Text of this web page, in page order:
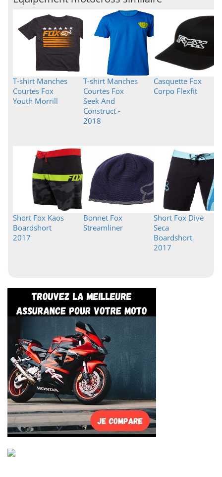
T-shirt Manches
Courtes Fox
Youth Morrill
T-shirt Manches
Courtes Fox
Seek And
Construct -
2018
Casquette Fox
Corpo Flexfit
Short Fox Kaos
Boardshort
2017
Bonnet Fox
Streamliner
Short Fox Dive
Seca
Boardshort
2017